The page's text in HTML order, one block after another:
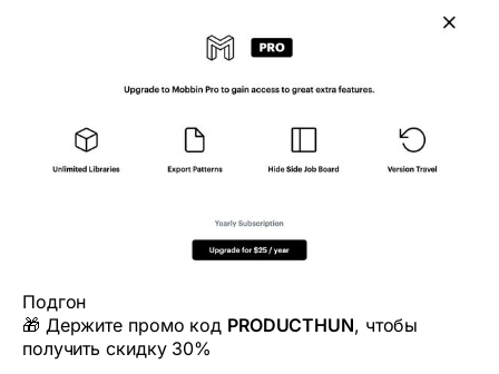
Подгон
🎁 Держите промо код PRODUCTHUN, чтобы
получить скидку 30%